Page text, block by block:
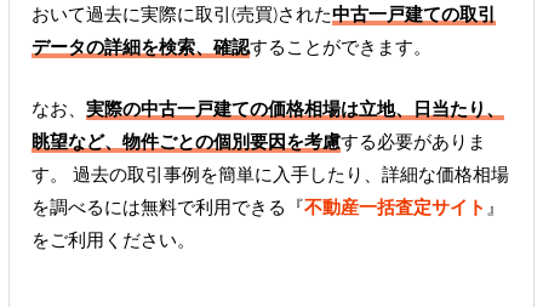
おいて過去に実際に取引(売買)された中古一戸建ての取引
データの詳細を検索、確認することができます。
なお、 実際の中古一戸建ての価格相場は立地、日当たり、
眺望など、物件ごとの個別要因を考慮する必要がありま
す。 過去の取引事例を簡単に入手したり、詳細な価格相場
を調べるには無料で利用できる『不動産一括査定サイト 』
をご利用ください。